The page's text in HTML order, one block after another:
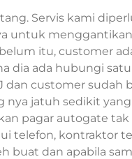
Servis kami
untuk
itu, customer
dia ada hubungi
dan customer sudah
nya jatuh sedikit yang
pagar autogate
telefon, kontraktor
buat dan apabila